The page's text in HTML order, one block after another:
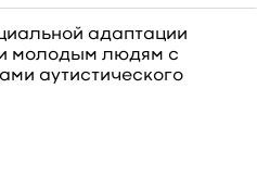
адаптации
молодым людям с
аутистического